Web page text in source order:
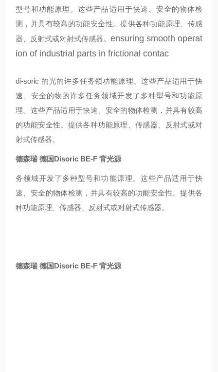
型号和功能原理。这些产品适用于快速、安全的物体检
测，并具有较高的功能安全性。提供各种功能原理、传感
器、反射式或对射式传感器。 ensuring smooth operat
ion of industrial parts in frictional contac
di-soric 的光的许多任务领功能原理。这些产品适用于快
速、安全的物的许多任务领域开发了多种型号和功能原
理。这些产品适用于快速、安全的物体检测，并具有较高
的功能安全性。提供各种功能原理、传感器、反射式或对
射式传感器。
德森瑞 德国Disoric BE-F 背光源
务领域开发了多种型号和功能原理。这些产品适用于快
速、安全的物体检测，并具有较高的功能安全性。提供各
种功能原理、传感器、反射式或对射式传感器。
德森瑞 德国Disoric BE-F 背光源